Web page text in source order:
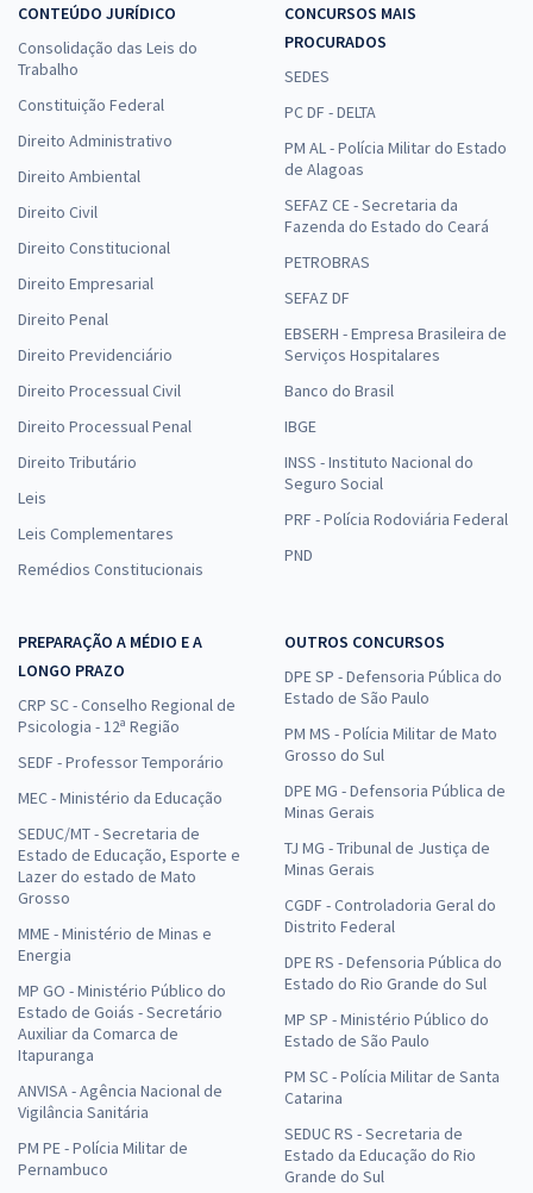
CONTEÚDO JURÍDICO
Consolidação das Leis do
Trabalho
Constituição Federal
Direito Administrativo
Direito Ambiental
Direito Civil
Direito Constitucional
Direito Empresarial
Direito Penal
Direito Previdenciário
Direito Processual Civil
Direito Processual Penal
Direito Tributário
Leis
Leis Complementares
Remédios Constitucionais
CONCURSOS MAIS
PROCURADOS
SEDES
PC DF - DELTA
PM AL - Polícia Militar do Estado
de Alagoas
SEFAZ CE - Secretaria da
Fazenda do Estado do Ceará
PETROBRAS
SEFAZ DF
EBSERH - Empresa Brasileira de
Serviços Hospitalares
Banco do Brasil
IBGE
INSS - Instituto Nacional do
Seguro Social
PRF - Polícia Rodoviária Federal
PND
PREPARAÇÃO A MÉDIO E A
LONGO PRAZO
CRP SC - Conselho Regional de
Psicologia - 12ª Região
SEDF - Professor Temporário
MEC - Ministério da Educação
SEDUC/MT - Secretaria de
Estado de Educação, Esporte e
Lazer do estado de Mato
Grosso
MME - Ministério de Minas e
Energia
MP GO - Ministério Público do
Estado de Goiás - Secretário
Auxiliar da Comarca de
Itapuranga
ANVISA - Agência Nacional de
Vigilância Sanitária
PM PE - Polícia Militar de
Pernambuco
OUTROS CONCURSOS
DPE SP - Defensoria Pública do
Estado de São Paulo
PM MS - Polícia Militar de Mato
Grosso do Sul
DPE MG - Defensoria Pública de
Minas Gerais
TJ MG - Tribunal de Justiça de
Minas Gerais
CGDF - Controladoria Geral do
Distrito Federal
DPE RS - Defensoria Pública do
Estado do Rio Grande do Sul
MP SP - Ministério Público do
Estado de São Paulo
PM SC - Polícia Militar de Santa
Catarina
SEDUC RS - Secretaria de
Estado da Educação do Rio
Grande do Sul